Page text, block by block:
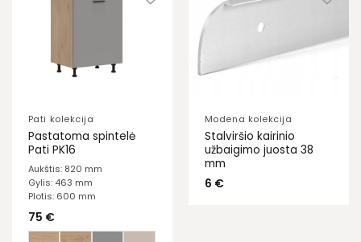
Pati kolekcija
Pastatoma spintelė
Pati PK16
Aukštis: 820 mm
Gylis: 463 mm
Plotis: 600 mm
75 €
Modena kolekcija
Stalviršio kairinio
užbaigimo juosta 38
mm
6 €